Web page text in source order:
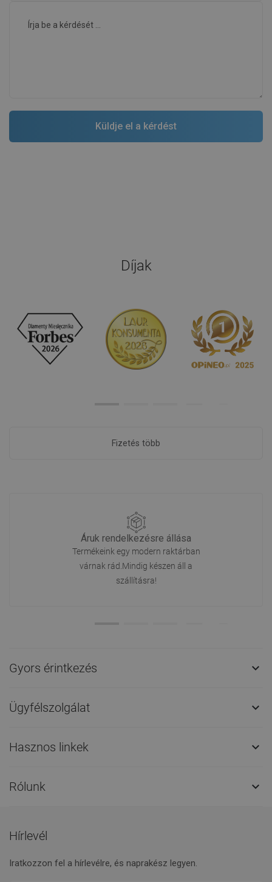
Díjak
Fizetés több
Áruk rendelkezésre állása
Termékeink egy modern raktárban
várnak rád.Mindig készen áll a
szállításra!
Gyors érintkezés 
Ügyfélszolgálat 
Hasznos linkek 
Rólunk 
Hírlevél
Iratkozzon fel a hírlevélre, és naprakész legyen.